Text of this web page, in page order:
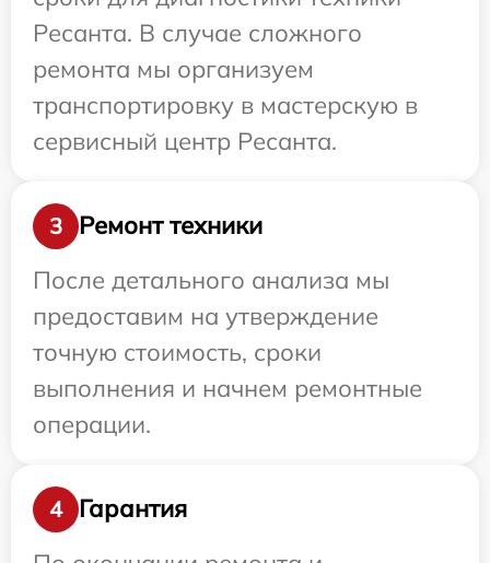
Ресанта. В случае сложного
ремонта мы организуем
транспортировку в мастерскую в
сервисный центр Ресанта.
3
Ремонт техники
После детального анализа мы
предоставим на утверждение
точную стоимость, сроки
выполнения и начнем ремонтные
операции.
4
Гарантия